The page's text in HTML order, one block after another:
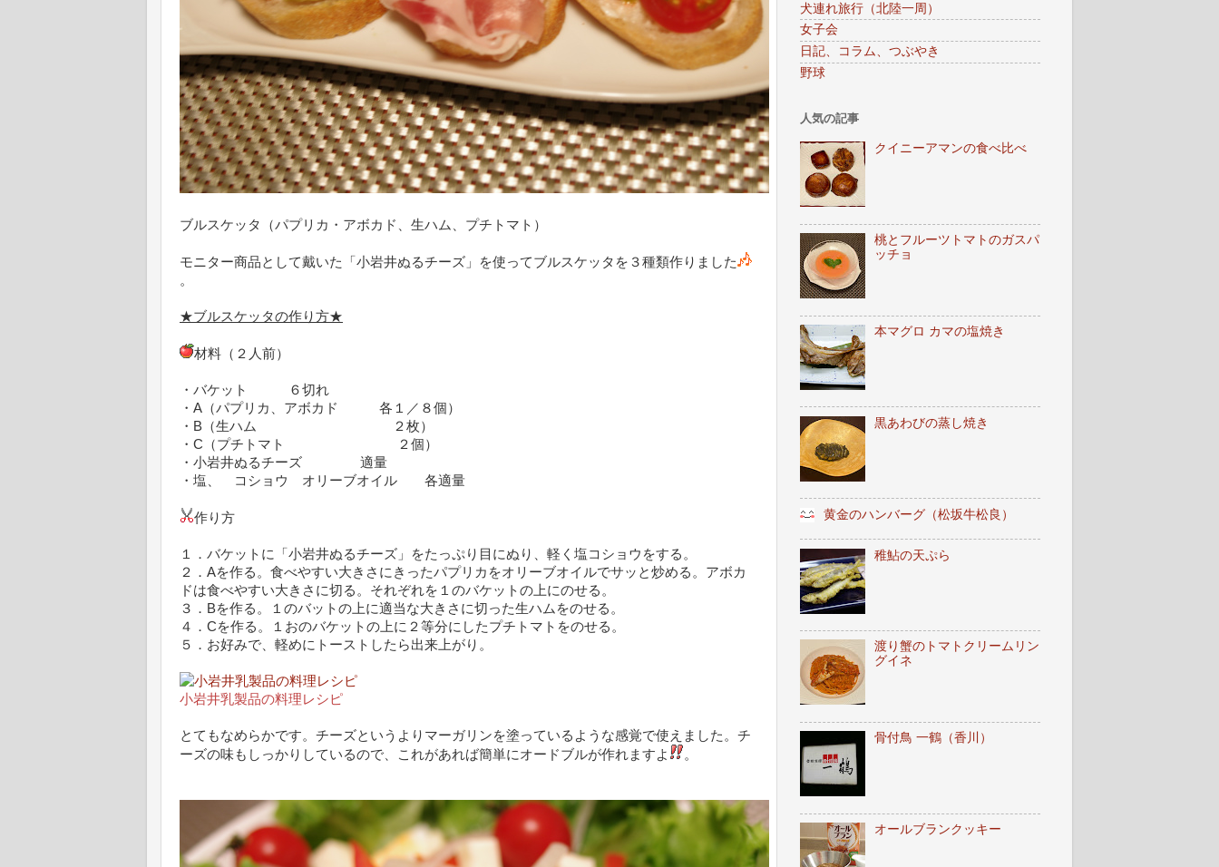
ブルスケッタ（パプリカ・アボカド、生ハム、プチトマト）
モニター商品として戴いた「小岩井ぬるチーズ」を使ってブルスケッタを３種類作りました
。
★ブルスケッタの作り方★
材料（２人前）
・バケット ６切れ
・A（パプリカ、アボカド 各１／８個）
・B（生ハム ２枚）
・C（プチトマト ２個）
・小岩井ぬるチーズ 適量
・塩、 コショウ オリーブオイル 各適量
作り方
１．バケットに「小岩井ぬるチーズ」をたっぷり目にぬり、軽く塩コショウをする。
２．Aを作る。食べやすい大きさにきったパプリカをオリーブオイルでサッと炒める。アボカ
ドは食べやすい大きさに切る。それぞれを１のバケットの上にのせる。
３．Bを作る。１のバットの上に適当な大きさに切った生ハムをのせる。
４．Cを作る。１おのバケットの上に２等分にしたプチトマトをのせる。
５．お好みで、軽めにトーストしたら出来上がり。
小岩井乳製品の料理レシピ
とてもなめらかです。チーズというよりマーガリンを塗っているような感覚で使えました。チ
ーズの味もしっかりしているので、これがあれば簡単にオードブルが作れますよ
。
犬連れ旅行（北陸一周）
女子会
日記、コラム、つぶやき
野球
人気の記事
クイニーアマンの食べ比べ
桃とフルーツトマトのガスパ
ッチョ
本マグロ カマの塩焼き
黒あわびの蒸し焼き
黄金のハンバーグ（松坂牛松良）
稚鮎の天ぷら
渡り蟹のトマトクリームリン
グイネ
骨付鳥 一鶴（香川）
オールブランクッキー